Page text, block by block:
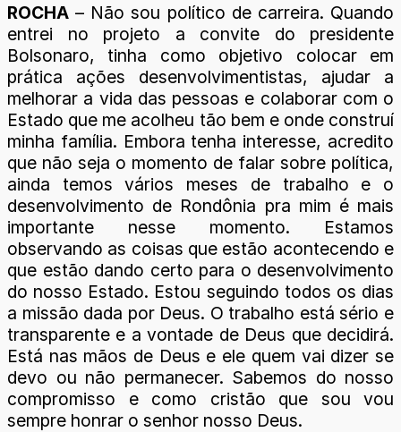
ROCHA – Não sou político de carreira. Quando
entrei no projeto a convite do presidente
Bolsonaro, tinha como objetivo colocar em
prática ações desenvolvimentistas, ajudar a
melhorar a vida das pessoas e colaborar com o
Estado que me acolheu tão bem e onde construí
minha família. Embora tenha interesse, acredito
que não seja o momento de falar sobre política,
ainda temos vários meses de trabalho e o
desenvolvimento de Rondônia pra mim é mais
importante nesse momento. Estamos
observando as coisas que estão acontecendo e
que estão dando certo para o desenvolvimento
do nosso Estado. Estou seguindo todos os dias
a missão dada por Deus. O trabalho está sério e
transparente e a vontade de Deus que decidirá.
Está nas mãos de Deus e ele quem vai dizer se
devo ou não permanecer. Sabemos do nosso
compromisso e como cristão que sou vou
sempre honrar o senhor nosso Deus.